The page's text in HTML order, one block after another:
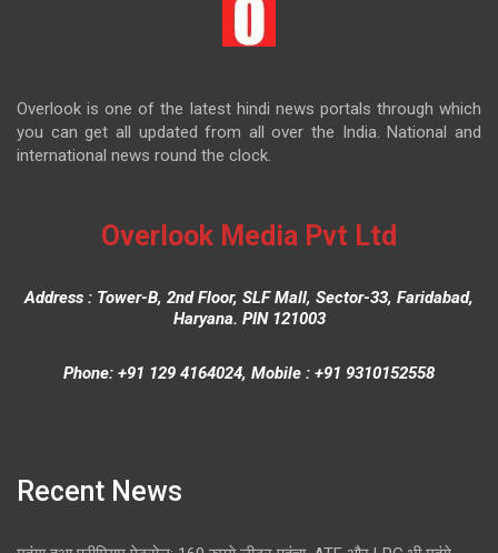
Overlook is one of the latest hindi news portals through which
you can get all updated from all over the India. National and
international news round the clock.
Overlook Media Pvt Ltd
Address : Tower-B, 2nd Floor, SLF Mall, Sector-33, Faridabad,
Haryana. PIN 121003
Phone: +91 129 4164024, Mobile : +91 9310152558
Recent News